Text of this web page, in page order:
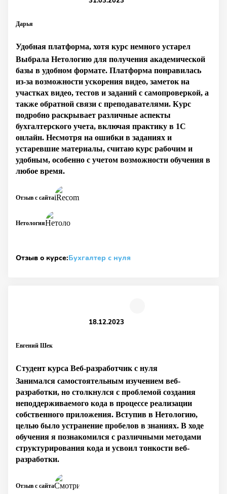
Дарья
Удобная платформа, хотя курс немного устарел
Выбрала Нетологию для получения академической
базы в удобном формате. Платформа понравилась
из-за возможности ускорения видео, заметок на
участках видео, тестов и заданий с самопроверкой, а
также обратной связи с преподавателями. Курс
подробно раскрывает различные аспекты
бухгалтерского учета, включая практику в 1С
онлайн. Несмотря на ошибки в заданиях и
устаревшие материалы, считаю курс рабочим и
удобным, особенно с учетом возможности обучения в
любое время.
Нетология
Отзыв с сайта
Отзыв о курсе:Бухгалтер с нуля
Евгений Шек
18.12.2023
Студент курса Веб-разработчик с нуля
Занимался самостоятельным изучением веб-
разработки, но столкнулся с проблемой создания
неподдерживаемого кода в процессе реализации
собственного приложения. Вступив в Нетологию,
целью было устранение пробелов в знаниях. В ходе
обучения я познакомился с различными методами
структурирования кода и усвоил тонкости веб-
разработки.
Отзыв с сайта